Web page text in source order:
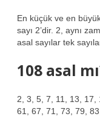
En küçük ve en
sayı 2’dir. 2, aynı
asal sayılar tek
108 asal
2, 3, 5, 7, 11, 13, 17,
61, 67, 71, 73, 79,